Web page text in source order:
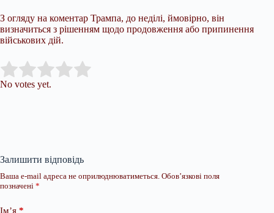
З огляду на коментар Трампа, до неділі, ймовірно, він
визначиться з рішенням щодо продовження або припинення
військових дій.
Rate this item:
No votes yet.
Залишити відповідь
Ваша e-mail адреса не оприлюднюватиметься. Обов’язкові поля
позначені *
Ім’я *